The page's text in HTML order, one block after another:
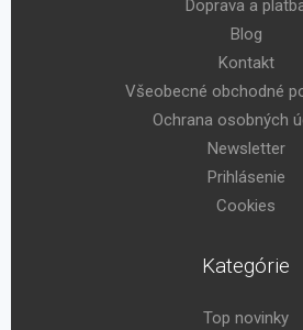
Doprava a
Blog
Kontakt
Všeobecné obchodné
Ochrana osobných
Newsletter
Prihlásenie
Cookies
Kategórie
Top novinky